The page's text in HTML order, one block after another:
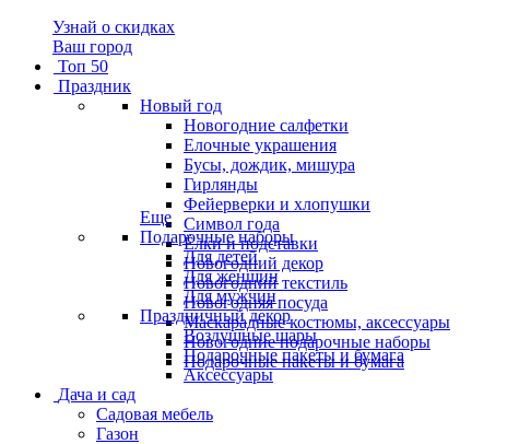
Узнай о скидках
Ваш город
Топ 50
Праздник
Новый год
Новогодние салфетки
Елочные украшения
Бусы, дождик, мишура
Гирлянды
Фейерверки и хлопушки
Символ года
Ёлки и подставки
Новогодний декор
Новогодний текстиль
Новогодняя посуда
Маскарадные костюмы, аксессуары
Новогодние подарочные наборы
Подарочные пакеты и бумага
Еще
Подарочные наборы
Для детей
Для женщин
Для мужчин
Праздничный декор
Воздушные шары
Подарочные пакеты и бумага
Аксессуары
Дача и сад
Садовая мебель
Газон